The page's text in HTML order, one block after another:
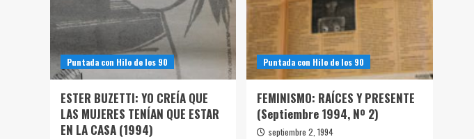
Puntada con Hilo de los 90
ESTER BUZETTI: YO CREÍA QUE
LAS MUJERES TENÍAN QUE ESTAR
EN LA CASA (1994)
Puntada con Hilo de los 90
FEMINISMO: RAÍCES Y PRESENTE
(Septiembre 1994, Nº 2)
septiembre 2, 1994